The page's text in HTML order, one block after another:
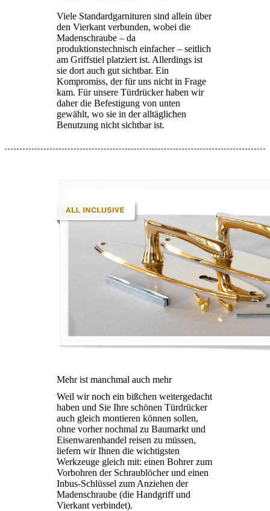
Viele Standardgarnituren sind allein über
den Vierkant verbunden, wobei die
Madenschraube – da
produktionstechnisch einfacher – seitlich
am Griffstiel platziert ist. Allerdings ist
sie dort auch gut sichtbar. Ein
Kompromiss, der für uns nicht in Frage
kam. Für unsere Türdrücker haben wir
daher die Befestigung von unten
gewählt, wo sie in der alltäglichen
Benutzung nicht sichtbar ist.
Mehr ist manchmal auch mehr
Weil wir noch ein bißchen weitergedacht
haben und Sie Ihre schönen Türdrücker
auch gleich montieren können sollen,
ohne vorher nochmal zu Baumarkt und
Eisenwarenhandel reisen zu müssen,
liefern wir Ihnen die wichtigsten
Werkzeuge gleich mit: einen Bohrer zum
Vorbohren der Schraublöcher und einen
Inbus-Schlüssel zum Anziehen der
Madenschraube (die Handgriff und
Vierkant verbindet).